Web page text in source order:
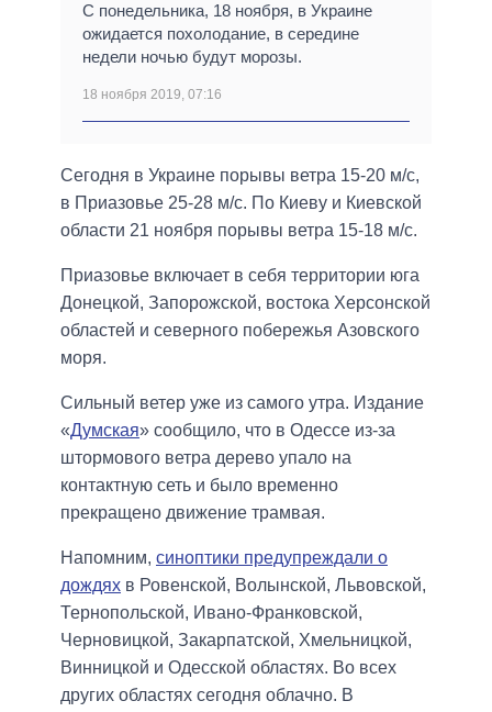
С понедельника, 18 ноября, в Украине
ожидается похолодание, в середине
недели ночью будут морозы.
18 ноября 2019, 07:16
Сегодня в Украине порывы ветра 15-20 м/с,
в Приазовье 25-28 м/с. По Киеву и Киевской
области 21 ноября порывы ветра 15-18 м/с.
Приазовье включает в себя территории юга
Донецкой, Запорожской, востока Херсонской
областей и северного побережья Азовского
моря.
Сильный ветер уже из самого утра. Издание
«Думская» сообщило, что в Одессе из-за
штормового ветра дерево упало на
контактную сеть и было временно
прекращено движение трамвая.
Напомним, синоптики предупреждали о
дождях в Ровенской, Волынской, Львовской,
Тернопольской, Ивано-Франковской,
Черновицкой, Закарпатской, Хмельницкой,
Винницкой и Одесской областях. Во всех
других областях сегодня облачно. В